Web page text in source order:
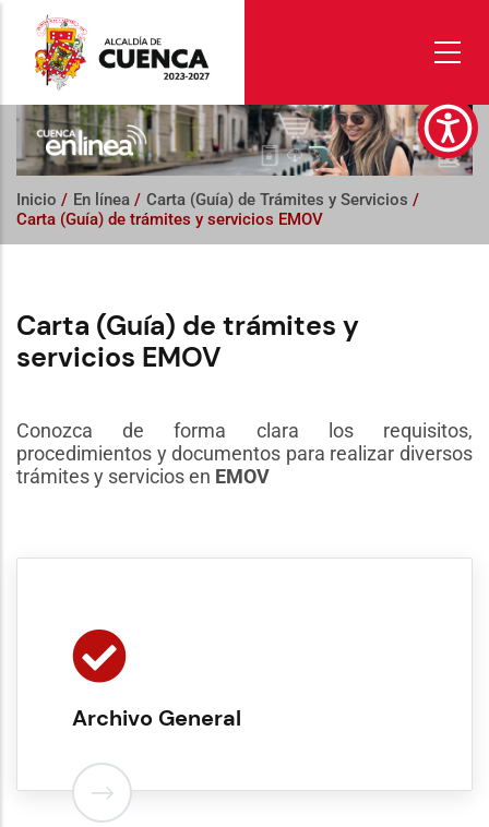
contenido
principal
Inicio / En línea / Carta (Guía) de Trámites y Servicios /
Carta (Guía) de trámites y servicios EMOV
Carta (Guía) de trámites y
servicios EMOV
Conozca de forma clara los requisitos,
procedimientos y documentos para realizar diversos
trámites y servicios en EMOV
Archivo General